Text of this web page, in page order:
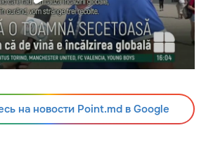
на новости Point.md в Google